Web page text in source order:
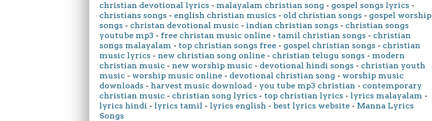
christian devotional lyrics - malayalam christian song - gospel songs lyrics -
christians songs - english christian musics - old christian songs - gospel worship
songs - christan devotional music - indian christian songs - christian songs
youtube mp3 - free christan music online - tamil christian songs - christian
songs malayalam - top christian songs free - gospel christian songs - christian
music lyrics - new christian song online - christian telugu songs - modern
christian music - new worship music - devotional hindi songs - christian youth
music - worship music online - devotional christian song - worship music
downloads - harvest music download - you tube mp3 christian - contemporary
christian music - christian song lyrics - top christian lyrics - lyrics malayalam -
lyrics hindi - lyrics tamil - lyrics english - best lyrics website - Manna Lyrics
Songs